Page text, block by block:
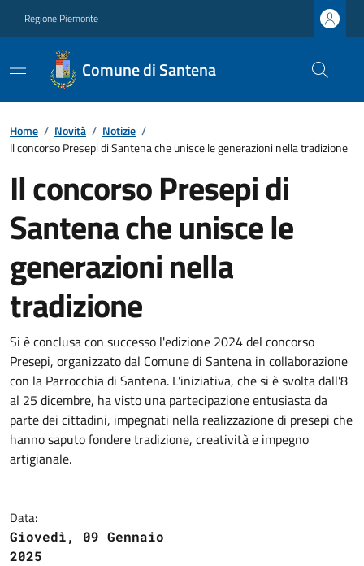
Regione Piemonte
Comune di Santena
Home / Novità / Notizie /
Il concorso Presepi di Santena che unisce le generazioni nella tradizione
Il concorso Presepi di
Santena che unisce le
generazioni nella
tradizione
Si è conclusa con successo l'edizione 2024 del concorso
Presepi, organizzato dal Comune di Santena in collaborazione
con la Parrocchia di Santena. L'iniziativa, che si è svolta dall'8
al 25 dicembre, ha visto una partecipazione entusiasta da
parte dei cittadini, impegnati nella realizzazione di presepi che
hanno saputo fondere tradizione, creatività e impegno
artigianale.
Data:
Giovedì, 09 Gennaio
2025